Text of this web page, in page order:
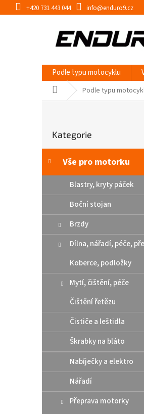
na
+420 731 443 044 info@enduro9.cz
Podle typu motocyklu
Domů Podle typu
r
n
í
a
kategorie
Kategorie
Vše pro motorku
Blastry, kryty páček
Boční stojan
Brzdy
Dílna, nářadí, péče,
Koberce, podložky
Mytí, čištění, péče
Čištění řetězu
Čističe a leštidla
Škrabky na bláto
Nabíječky a elektro
Nářadí
Přeprava motorky